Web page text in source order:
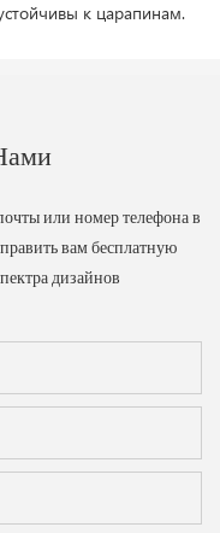
к царапинам.
или номер телефона в
вам бесплатную
дизайнов